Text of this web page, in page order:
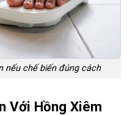
nếu chế biến đúng cách
Với Hồng Xiêm